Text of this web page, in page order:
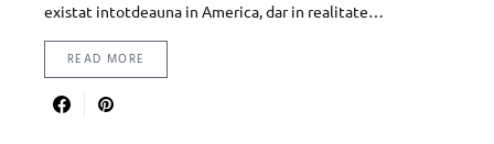
existat intotdeauna in America, dar in realitate…
READ MORE